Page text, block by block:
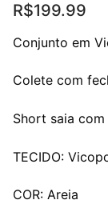
R$199.99
Conjunto em
Colete com
Short saia
TECIDO:
COR: Areia